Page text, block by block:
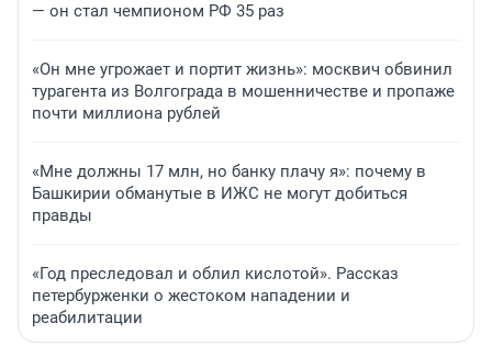
— он стал чемпионом РФ 35 раз
«Он мне угрожает и портит жизнь»: москвич обвинил
турагента из Волгограда в мошенничестве и пропаже
почти миллиона рублей
«Мне должны 17 млн, но банку плачу я»: почему в
Башкирии обманутые в ИЖС не могут добиться
правды
«Год преследовал и облил кислотой». Рассказ
петербурженки о жестоком нападении и
реабилитации